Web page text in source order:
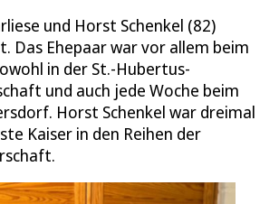
und Horst Schenkel (82)
Das Ehepaar war vor allem beim
in der St.-Hubertus-
und auch jede Woche beim
Horst Schenkel war dreimal
Kaiser in den Reihen der